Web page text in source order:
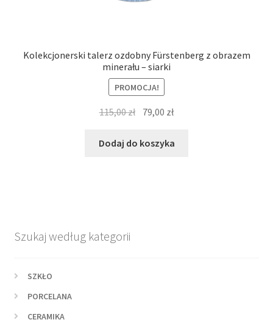
Kolekcjonerski talerz ozdobny Fürstenberg z obrazem
minerału – siarki
PROMOCJA!
115,00zł Pierwotna
wynosiła:
79,00 złAktualna
wynosi:
Dodaj do koszyka
Szukaj według kategorii
SZKŁO
PORCELANA
CERAMIKA